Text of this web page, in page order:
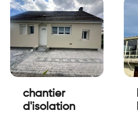
chantier
d'isolation